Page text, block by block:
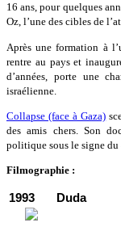
16 ans, pour quelques
Oz, l’une des cibles de
Après une formation à
rentre au pays et
d’années, porte une
israélienne.
Collapse (face à Gaza)
des amis chers. Son
politique sous le signe du
Filmographie :
1993 Duda